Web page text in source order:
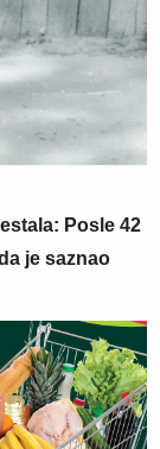
Posle 42
je saznao